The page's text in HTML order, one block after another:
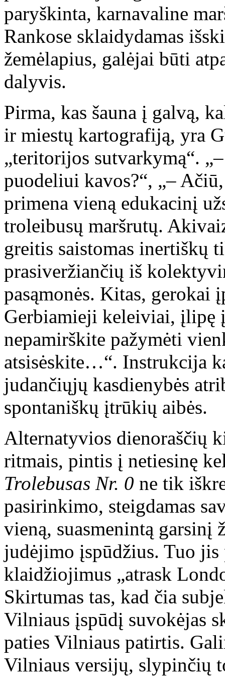
paryškinta, karnavaline
Rankose sklaidydamas
žemėlapius, galėjai būti
dalyvis.
Pirma, kas šauna į galvą,
ir miestų kartografiją, yra
„teritorijos sutvarkymą“.
puodeliui kavos?“, „–
primena vieną edukacinį
troleibusų maršrutų.
greitis saistomas inertiškų
prasiveržiančių iš
pasąmonės. Kitas, gerokai
Gerbiamieji keleiviai, įlipę
nepamirškite pažymėti
atsisėskite…“. Instrukcija
judančiųjų kasdienybės
spontaniškų įtrūkių aibės.
Alternatyvios dienoraščių
ritmais, pintis į netiesinę
Trolebusas Nr. 0 ne tik
pasirinkimo, steigdamas
vieną, suasmenintą garsinį
judėjimo įspūdžius. Tuo
klaidžiojimus „atrask
Skirtumas tas, kad čia
Vilniaus įspūdį suvokėjas
paties Vilniaus patirtis.
Vilniaus versijų, slypinčių